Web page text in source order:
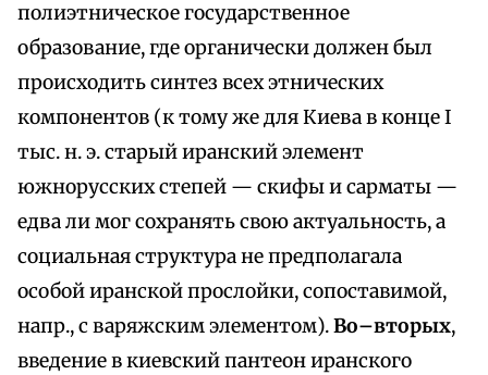
полиэтническое государственное
образование, где органически должен был
происходить синтез всех этнических
компонентов (к тому же для Киева в конце I
тыс. н. э. старый иранский элемент
южнорусских степей — скифы и сарматы —
едва ли мог сохранять свою актуальность, а
социальная структура не предполагала
особой иранской прослойки, сопоставимой,
напр., с варяжским элементом).Во–вторых,
введение в киевский пантеон иранского